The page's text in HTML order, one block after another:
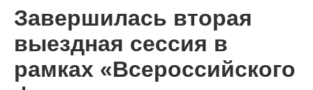
Завершилась вторая
выездная сессия в
рамках «Всероссийского